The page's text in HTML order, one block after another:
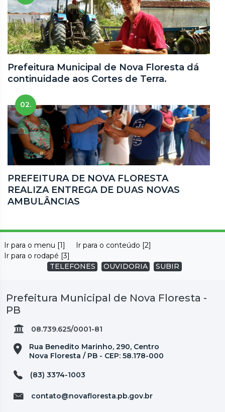
Prefeitura Municipal de Nova Floresta dá
continuidade aos Cortes de Terra.
02.
PREFEITURA DE NOVA FLORESTA
REALIZA ENTREGA DE DUAS NOVAS
AMBULÂNCIAS
Ir para o menu [1]
Ir para o conteúdo [2]
Ir para o rodapé [3]
TELEFONES
OUVIDORIA SUBIR
Prefeitura Municipal de Nova Floresta -
PB
08.739.625/0001-81
Rua Benedito Marinho, 290, Centro
Nova Floresta / PB - CEP: 58.178-000
(83) 3374-1003
contato@novafloresta.pb.gov.br